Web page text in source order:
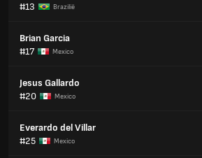
#13
Brazilië
Brian Garcia
#17
Mexico
Jesus Gallardo
#20
Mexico
Everardo del Villar
#25
Mexico